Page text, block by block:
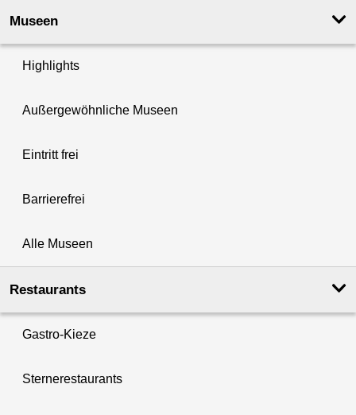
Museen
Highlights
Außergewöhnliche Museen
Eintritt frei
Barrierefrei
Alle Museen
Restaurants
Gastro-Kieze
Sternerestaurants